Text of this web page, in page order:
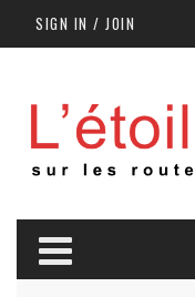
SIGN IN / JOIN